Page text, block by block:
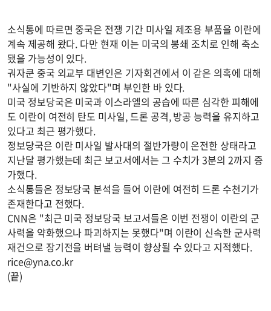
소식통에 따르면 중국은 전쟁 기간 미사일 제조용 부품을 이란에
계속 제공해 왔다. 다만 현재 이는 미국의 봉쇄 조치로 인해 축소
됐을 가능성이 있다.
궈자쿤 중국 외교부 대변인은 기자회견에서 이 같은 의혹에 대해
"사실에 기반하지 않았다"며 부인한 바 있다.
미국 정보당국은 미국과 이스라엘의 공습에 따른 심각한 피해에
도 이란이 여전히 탄도 미사일, 드론 공격, 방공 능력을 유지하고
있다고 최근 평가했다.
정보당국은 이란 미사일 발사대의 절반가량이 온전한 상태라고
지난달 평가했는데 최근 보고서에서는 그 수치가 3분의 2까지 증
가했다.
소식통들은 정보당국 분석을 들어 이란에 여전히 드론 수천기가
존재한다고 전했다.
CNN은 "최근 미국 정보당국 보고서들은 이번 전쟁이 이란의 군
사력을 약화했으나 파괴하지는 못했다"며 이란이 신속한 군사력
재건으로 장기전을 버텨낼 능력이 향상될 수 있다고 지적했다.
rice@yna.co.kr
(끝)